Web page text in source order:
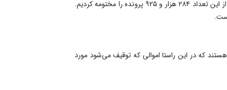
دوایر اسناد رسمی کشور اجرا صادر و رسیدگی می‌کنیم. در سال ۱۴۰۳ در مدت ۱۱ ماه بیش از ۲۵۲ هزار و ۲۵ پرونده اجرایی تشکیل دادیم و از این تعداد ۲۸۴ هزار و ۹۲۵ پرونده را مختومه کردیم.
مطالبات بانکی هستند که در این راستا اموالی که توقیف می‌شود مورد